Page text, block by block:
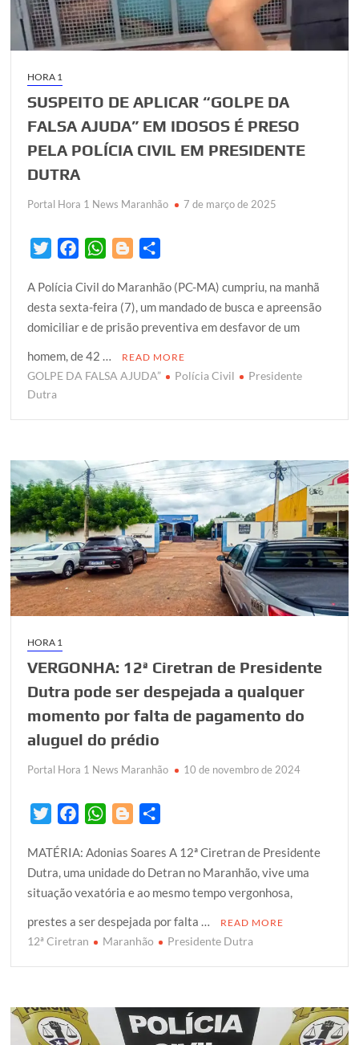
HORA 1
SUSPEITO DE APLICAR “GOLPE DA
FALSA AJUDA” EM IDOSOS É PRESO
PELA POLÍCIA CIVIL EM PRESIDENTE
DUTRA
Portal Hora 1 News Maranhão 7 de março de 2025
i
t
t
e
r
c
e
b
o
o
W
a
t
s
p
o
g
g
e
r
a
r
e
A Polícia Civil do Maranhão (PC-MA) cumpriu, na manhã
desta sexta-feira (7), um mandado de busca e apreensão
domiciliar e de prisão preventiva em desfavor de um
homem, de 42 …
READ MORE
GOLPE DA FALSA AJUDA” Polícia Civil
Presidente
Dutra
HORA 1
VERGONHA: 12ª Ciretran de Presidente
Dutra pode ser despejada a qualquer
momento por falta de pagamento do
aluguel do prédio
Portal Hora 1 News Maranhão 10 de novembro de 2024
i
t
t
e
r
c
e
b
o
o
W
a
t
s
A
p
o
g
g
e
r
a
r
e
MATÉRIA: Adonias Soares A 12ª Ciretran de Presidente
Dutra, uma unidade do Detran no Maranhão, vive uma
situação vexatória e ao mesmo tempo vergonhosa,
prestes a ser despejada por falta …
READ MORE
12ª Ciretran Maranhão Presidente Dutra